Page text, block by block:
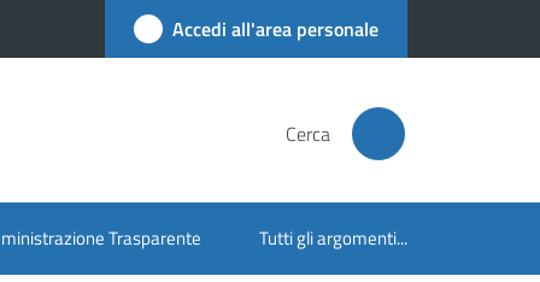
Accedi all'area personale
Cerca
Trasparente Tutti gli argomenti...